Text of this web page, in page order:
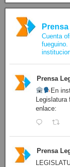
Cuenta
Prensa
En
enlace:
Prensa